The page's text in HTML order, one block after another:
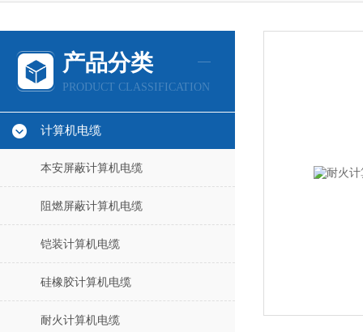
产品分类
PRODUCT CLASSIFICATION
计算机电缆
本安屏蔽计算机电缆
阻燃屏蔽计算机电缆
铠装计算机电缆
硅橡胶计算机电缆
耐火计算机电缆